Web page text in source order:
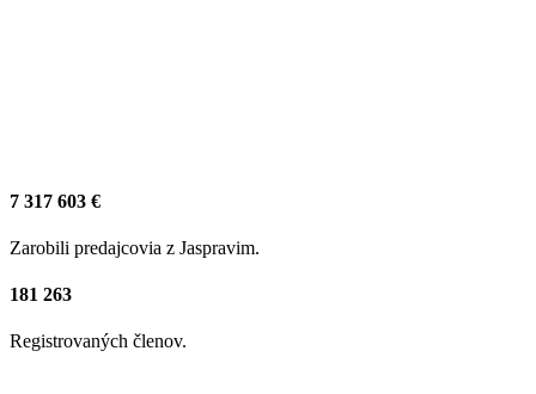
7 317 603 €
Zarobili predajcovia z Jaspravim.
181 263
Registrovaných členov.